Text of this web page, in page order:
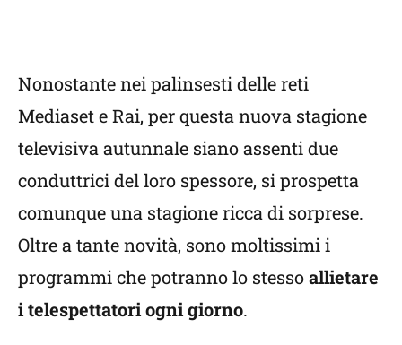
Nonostante nei palinsesti delle reti
Mediaset e Rai, per questa nuova stagione
televisiva autunnale siano assenti due
conduttrici del loro spessore, si prospetta
comunque una stagione ricca di sorprese.
Oltre a tante novità, sono moltissimi i
programmi che potranno lo stessoallietare
i telespettatori ogni giorno.